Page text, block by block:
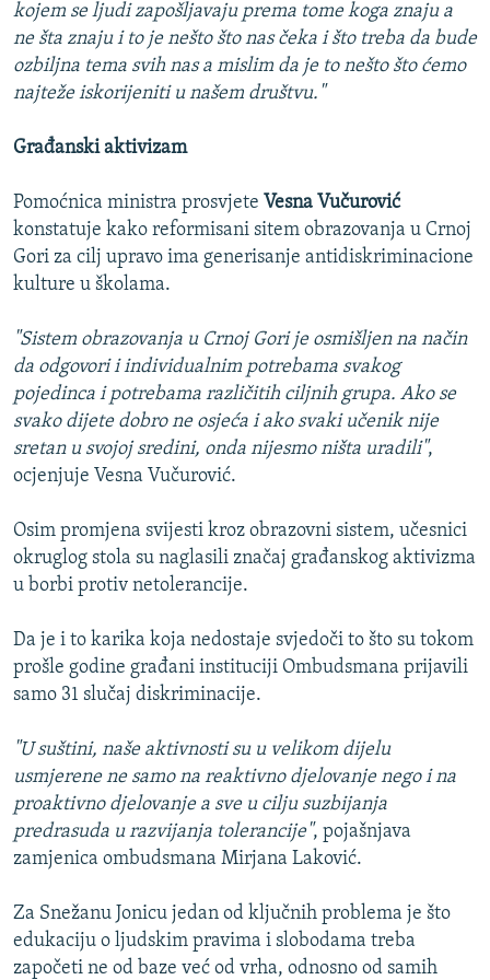
kojem se ljudi zapošljavaju prema tome koga znaju a
ne šta znaju i to je nešto što nas čeka i što treba da bude
ozbiljna tema svih nas a mislim da je to nešto što ćemo
najteže iskorijeniti u našem društvu."
Građanski aktivizam
Pomoćnica ministra prosvjete Vesna Vučurović
konstatuje kako reformisani sitem obrazovanja u Crnoj
Gori za cilj upravo ima generisanje antidiskriminacione
kulture u školama.
"Sistem obrazovanja u Crnoj Gori je osmišljen na način
da odgovori i individualnim potrebama svakog
pojedinca i potrebama različitih ciljnih grupa. Ako se
svako dijete dobro ne osjeća i ako svaki učenik nije
sretan u svojoj sredini, onda nijesmo ništa uradili",
ocjenjuje Vesna Vučurović.
Osim promjena svijesti kroz obrazovni sistem, učesnici
okruglog stola su naglasili značaj građanskog aktivizma
u borbi protiv netolerancije.
Da je i to karika koja nedostaje svjedoči to što su tokom
prošle godine građani instituciji Ombudsmana prijavili
samo 31 slučaj diskriminacije.
"U suštini, naše aktivnosti su u velikom dijelu
usmjerene ne samo na reaktivno djelovanje nego i na
proaktivno djelovanje a sve u cilju suzbijanja
predrasuda u razvijanja tolerancije", pojašnjava
zamjenica ombudsmana Mirjana Laković.
Za Snežanu Jonicu jedan od ključnih problema je što
edukaciju o ljudskim pravima i slobodama treba
započeti ne od baze već od vrha, odnosno od samih